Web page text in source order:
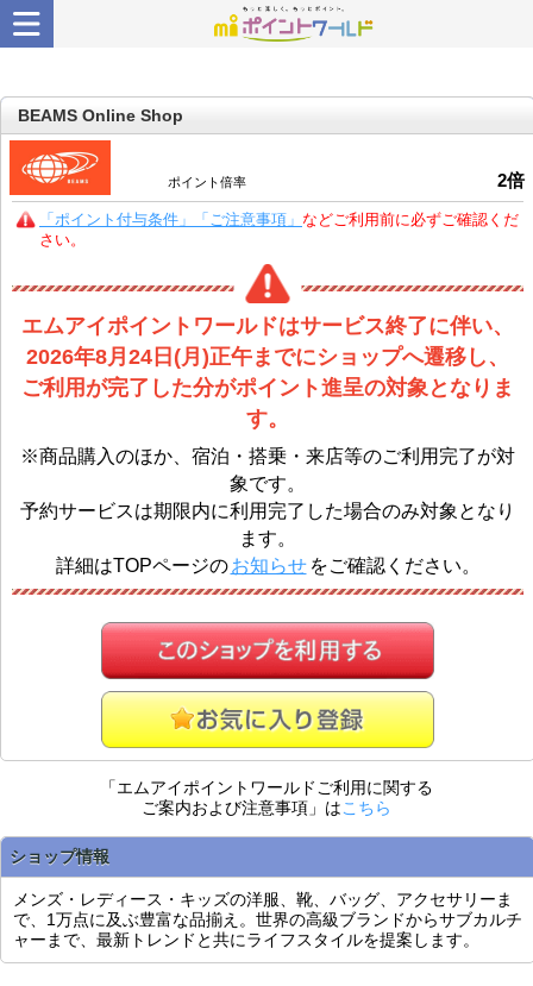
BEAMS Online Shop
ポイント倍率 2倍
「ポイント付与条件」「ご注意事項」 などご利用前に必ずご確認くだ
さい。
エムアイポイントワールドはサービス終了に伴い、
2026年8月24日(月)正午までにショップへ遷移し、
ご利用が完了した分がポイント進呈の対象となりま
す。
※商品購入のほか、宿泊・搭乗・来店等のご利用完了が対
象です。
予約サービスは期限内に利用完了した場合のみ対象となり
ます。
詳細はTOPページの お知らせ をご確認ください。
「エムアイポイントワールドご利用に関する
ご案内および注意事項」はこちら
ショップ情報
メンズ・レディース・キッズの洋服、靴、バッグ、アクセサリーま
で、1万点に及ぶ豊富な品揃え。世界の高級ブランドからサブカルチ
ャーまで、最新トレンドと共にライフスタイルを提案します。